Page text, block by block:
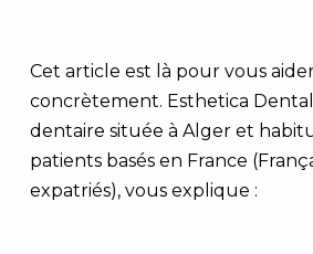
Cet article est là pour vous
concrètement. Esthetica
dentaire située à Alger et
patients basés en France
expatriés), vous explique :